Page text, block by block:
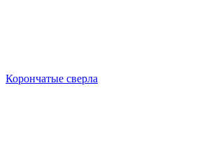
Корончатые сверла